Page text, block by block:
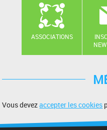
ASSOCIATIONS
Vous devezaccepter les cookies